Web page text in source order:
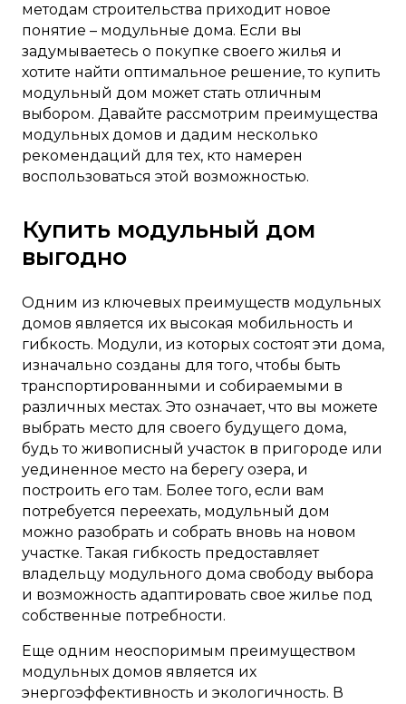
методам строительства приходит новое
понятие – модульные дома. Если вы
задумываетесь о покупке своего жилья и
хотите найти оптимальное решение, то купить
модульный дом может стать отличным
выбором. Давайте рассмотрим преимущества
модульных домов и дадим несколько
рекомендаций для тех, кто намерен
воспользоваться этой возможностью.
Купить модульный дом
выгодно
Одним из ключевых преимуществ модульных
домов является их высокая мобильность и
гибкость. Модули, из которых состоят эти дома,
изначально созданы для того, чтобы быть
транспортированными и собираемыми в
различных местах. Это означает, что вы можете
выбрать место для своего будущего дома,
будь то живописный участок в пригороде или
уединенное место на берегу озера, и
построить его там. Более того, если вам
потребуется переехать, модульный дом
можно разобрать и собрать вновь на новом
участке. Такая гибкость предоставляет
владельцу модульного дома свободу выбора
и возможность адаптировать свое жилье под
собственные потребности.
Еще одним неоспоримым преимуществом
модульных домов является их
энергоэффективность и экологичность. В